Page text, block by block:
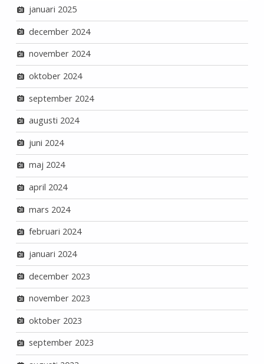
januari 2025
december 2024
november 2024
oktober 2024
september 2024
augusti 2024
juni 2024
maj 2024
april 2024
mars 2024
februari 2024
januari 2024
december 2023
november 2023
oktober 2023
september 2023